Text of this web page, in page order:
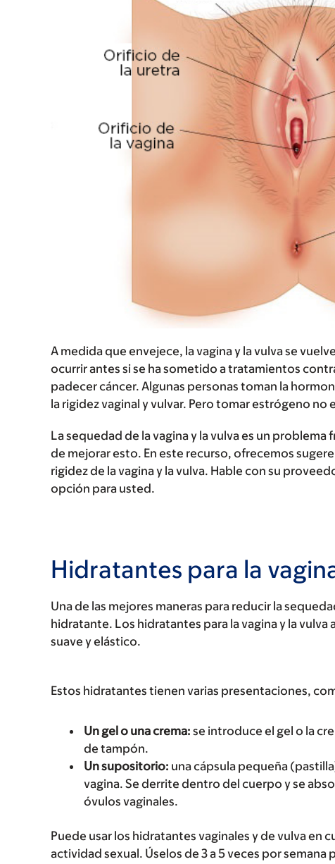
A medida que envejece, la vagina y la vulva se
ocurrir antes si se ha sometido a tratamientos
padecer cáncer. Algunas personas toman la
la rigidez vaginal y vulvar. Pero tomar estrógeno no
La sequedad de la vagina y la vulva es un
de mejorar esto. En este recurso, ofrecemos
rigidez de la vagina y la vulva. Hable con su
opción para usted.
Hidratantes para la
Una de las mejores maneras para reducir la
hidratante. Los hidratantes para la vagina y la
suave y elástico.
Estos hidratantes tienen varias presentaciones,
Un gel o una crema: se introduce el gel o la
de tampón.
Un supositorio: una cápsula pequeña
vagina. Se derrite dentro del cuerpo y se
óvulos vaginales.
Puede usar los hidratantes vaginales y de vulva en
actividad sexual. Úselos de 3 a 5 veces por